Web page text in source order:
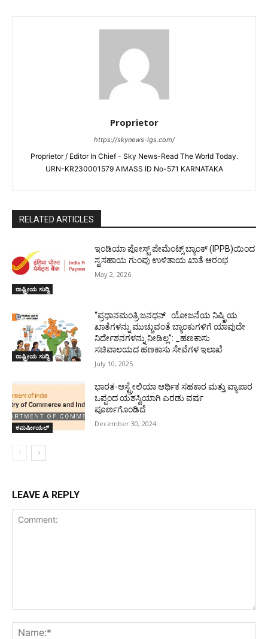
Proprietor
https://skynews-lgs.com/
Proprietor / Editor In Chief - Sky News-Read The World Today.
URN-KR230001579 AIMASS ID No-571 KARNATAKA
RELATED ARTICLES
ರಾಷ್ಟ್ರೀಯ ಸುದ್ದಿ
ಇಂಡಿಯಾ ಪೋಸ್ಟ್ ಪೇಮೆಂಟ್ಸ್ ಬ್ಯಾಂಕ್ (IPPB)ಯಿಂದ
ಸ್ವಸಹಾಯ ಗುಂಪು ಉಳಿತಾಯ ಖಾತೆ ಆರಂಭ
May 2, 2026
ರಾಷ್ಟ್ರೀಯ ಸುದ್ದಿ
“ಪ್ರಧಾನಮಂತ್ರಿ ಜನಧನ್ ಯೋಜನೆಯ ನಿಷ್ಕ್ರಿಯ
ಖಾತೆಗಳನ್ನು ಮುಚ್ಚುವಂತೆ ಬ್ಯಾಂಕುಗಳಿಗೆ ಯಾವುದೇ
ನಿರ್ದೇಶನಗಳನ್ನು ನೀಡಿಲ್ಲ”: _ಹಣಕಾಸು
ಸಚಿವಾಲಯದ ಹಣಕಾಸು ಸೇವೆಗಳ ಇಲಾಖೆ
July 10, 2025
ಕಮರ್ಷೀಯಲ್
ಭಾರತ-ಆಸ್ಟ್ರೇಲಿಯಾ ಆರ್ಥಿಕ ಸಹಕಾರ ಮತ್ತು ವ್ಯಾಪಾರ
ಒಪ್ಪಂದ ಯಶಸ್ವಿಯಾಗಿ ಎರಡು ವರ್ಷ
ಪೂರ್ಣಗೊಂಡಿದೆ
December 30, 2024
LEAVE A REPLY